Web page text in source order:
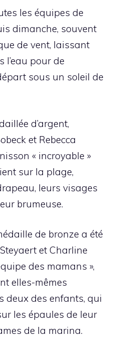
les équipes de
dimanche, souvent
de vent, laissant
l’eau pour de
sous un soleil de
d’argent,
et Rebecca
« incroyable »
sur la plage,
leurs visages
brumeuse.
de bronze a été
et Charline
des mamans »,
elles-mêmes
deux des enfants, qui
les épaules de leur
de la marina.